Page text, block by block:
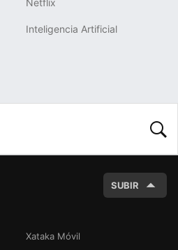
Netflix
Inteligencia Artificial
SUBIR
Xataka Móvil